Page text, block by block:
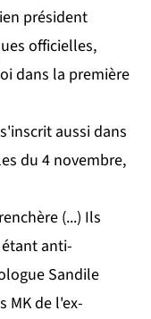
président
officielles,
dans la première
aussi dans
du 4 novembre,
(...) Ils
anti-
Sandile
MK de l'ex-